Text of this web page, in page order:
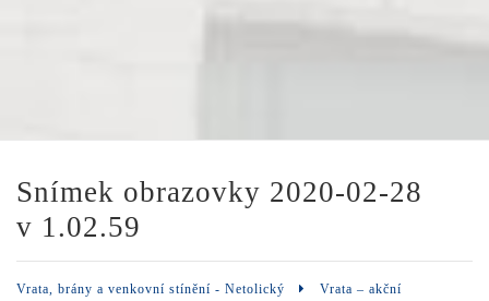
Snímek obrazovky 2020-02-28
v 1.02.59
Vrata, brány a venkovní stínění - Netolický
Vrata – akční